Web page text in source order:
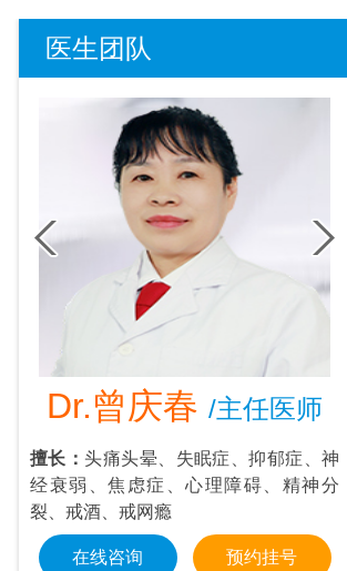
医生团队
Dr.曾庆春 /主任医师
擅长： 头痛头晕、失眠症、抑郁症、神
经衰弱、焦虑症、心理障碍、精神分
裂、戒酒、戒网瘾
在线咨询 预约挂号